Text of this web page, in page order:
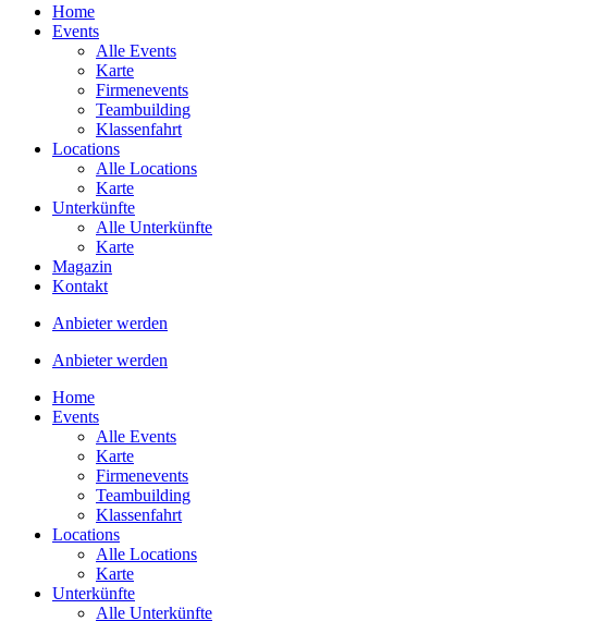
Home
Events
Alle Events
Karte
Firmenevents
Teambuilding
Klassenfahrt
Locations
Alle Locations
Karte
Unterkünfte
Alle Unterkünfte
Karte
Magazin
Kontakt
Anbieter werden
Anbieter werden
Home
Events
Alle Events
Karte
Firmenevents
Teambuilding
Klassenfahrt
Locations
Alle Locations
Karte
Unterkünfte
Alle Unterkünfte